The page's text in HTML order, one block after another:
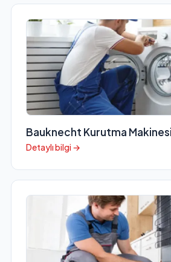
Bauknecht Kurutma
Detaylı bilgi →